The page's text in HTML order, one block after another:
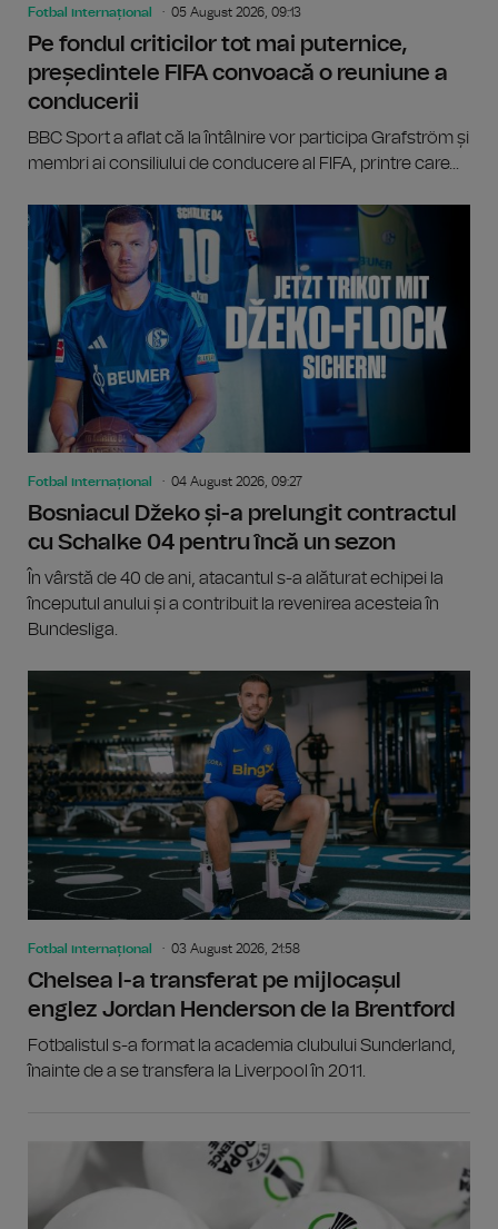
Fotbal internațional 05 August 2026, 09:13
Pe fondul criticilor tot mai puternice,
președintele FIFA convoacă o reuniune a
conducerii
BBC Sport a aflat că la întâlnire vor participa Grafström și
membri ai consiliului de conducere al FIFA, printre care...
Fotbal internațional 04 August 2026, 09:27
Bosniacul Džeko și-a prelungit contractul
cu Schalke 04 pentru încă un sezon
În vârstă de 40 de ani, atacantul s-a alăturat echipei la
începutul anului și a contribuit la revenirea acesteia în
Bundesliga.
Fotbal internațional 03 August 2026, 21:58
Chelsea l-a transferat pe mijlocașul
englez Jordan Henderson de la Brentford
Fotbalistul s-a format la academia clubului Sunderland,
înainte de a se transfera la Liverpool în 2011.